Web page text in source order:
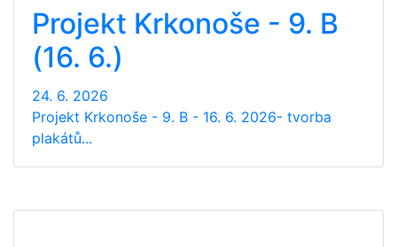
Projekt Krkonoše - 9. B
(16. 6.)
24. 6. 2026
Projekt Krkonoše - 9. B - 16. 6. 2026- tvorba
plakátů...